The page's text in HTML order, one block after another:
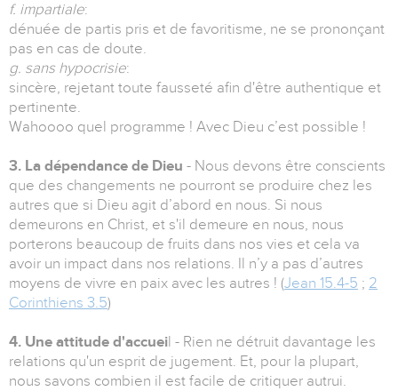
f. impartiale:
dénuée de partis pris et de favoritisme, ne se prononçant
pas en cas de doute.
g. sans hypocrisie:
sincère, rejetant toute fausseté afin d'être authentique et
pertinente.
Wahoooo quel programme ! Avec Dieu c’est possible !
3. La dépendance de Dieu - Nous devons être conscients
que des changements ne pourront se produire chez les
autres que si Dieu agit d’abord en nous. Si nous
demeurons en Christ, et s'il demeure en nous, nous
porterons beaucoup de fruits dans nos vies et cela va
avoir un impact dans nos relations. Il n’y a pas d’autres
moyens de vivre en paix avec les autres ! (Jean 15.4-5 ; 2
Corinthiens 3.5)
4. Une attitude d'accuei l - Rien ne détruit davantage les
relations qu'un esprit de jugement. Et, pour la plupart,
nous savons combien il est facile de critiquer autrui.